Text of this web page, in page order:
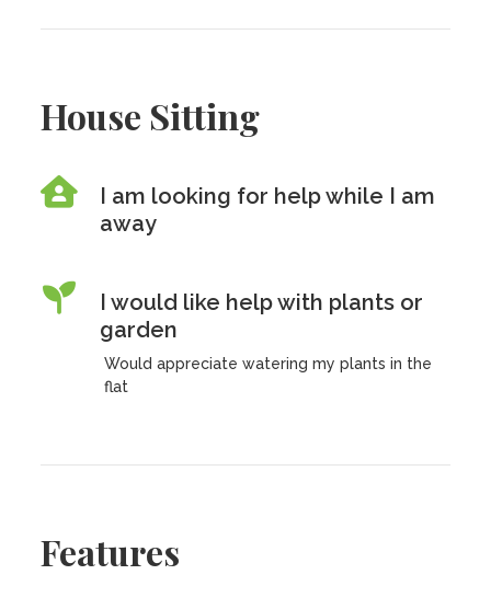
House Sitting
I am looking for help while I am
away
I would like help with plants or
garden
Would appreciate watering my plants in the
flat
Features